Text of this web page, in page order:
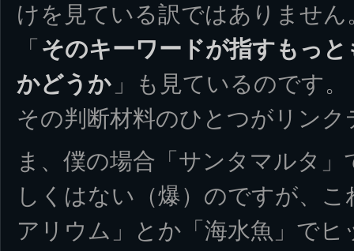
けを見ている訳ではありません
「 そのキーワードが指すもっ
かどうか 」も見ているのです。
その判断材料のひとつがリン
ま、僕の場合「サンタマルタ
しくはない（爆）のですが、
アリウム」とか「海水魚」で